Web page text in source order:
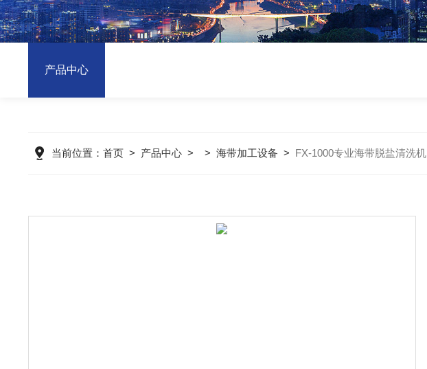
产品中心
当前位置： 首页> 产品中心> > 海带加工设备 > FX-1000专业海带脱盐清洗机